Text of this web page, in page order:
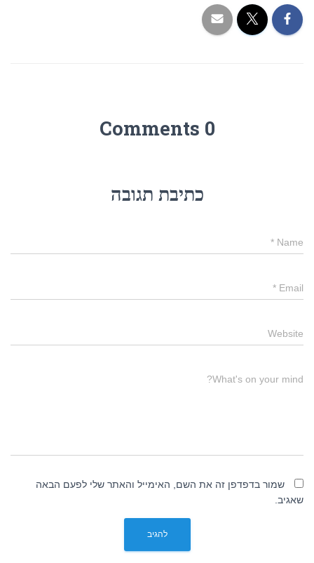
0 Comments
כתיבת תגובה
Name
*
Email
*
Website
What's on your mind?
שמור בדפדפן זה את השם, האימייל והאתר שלי לפעם הבאה
שאגיב.